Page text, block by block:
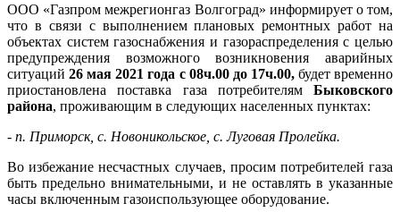
ООО «Газпром межрегионгаз Волгоград» информирует о том,
что в связи с выполнением плановых ремонтных работ на
объектах систем газоснабжения и газораспределения с целью
предупреждения возможного возникновения аварийных
ситуаций26 мая 2021 года с 08ч.00 до 17ч.00, будет временно
приостановлена поставка газа потребителям Быковского
района, проживающим в следующих населенных пунктах:
- п. Приморск, с. Новоникольское, с. Луговая Пролейка.
Во избежание несчастных случаев, просим потребителей газа
быть предельно внимательными, и не оставлять в указанные
часы включенным газоиспользующее оборудование.